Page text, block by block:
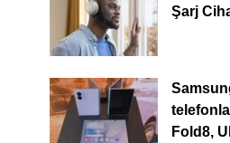
Şarj
Fold8,